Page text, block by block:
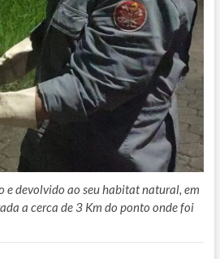
devolvido ao seu habitat natural, em
a cerca de 3 Km do ponto onde foi